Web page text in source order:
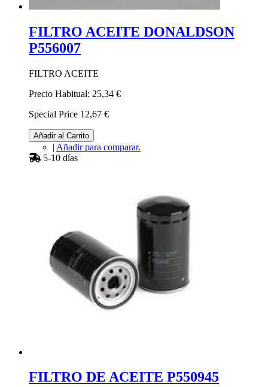
FILTRO ACEITE DONALDSON
P556007
FILTRO ACEITE
Precio Habitual: 25,34 €
Special Price 12,67 €
Añadir al Carrito
| Añadir para comparar.
5-10 días
FILTRO DE ACEITE P550945